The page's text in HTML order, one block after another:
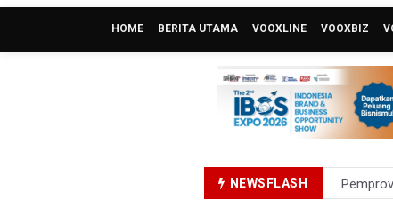
HOME BERITA UTAMA VOOXLINE VOOXBIZ
NEWSFLASH